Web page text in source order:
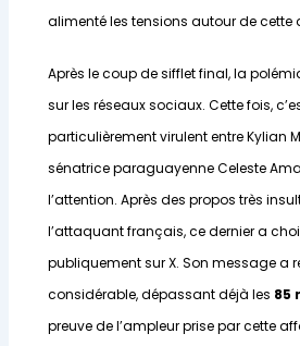
alimenté les tensions autour de cette
Après le coup de sifflet final, la
sur les réseaux sociaux. Cette fois,
particulièrement virulent entre Kylian
sénatrice paraguayenne Celeste
l’attention. Après des propos très
l’attaquant français, ce dernier a
publiquement sur X. Son message a
considérable, dépassant déjà les 85
preuve de l’ampleur prise par cette